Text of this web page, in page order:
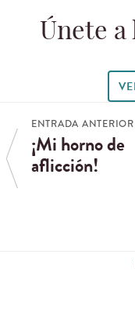
Únete
ENTRADA ANTERIOR
¡Mi horno de
aflicción!